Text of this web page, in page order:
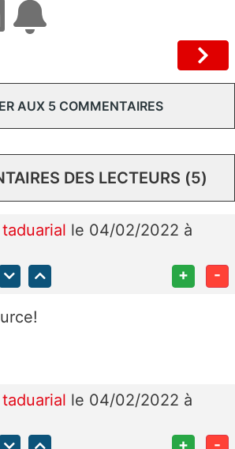
AUX 5 COMMENTAIRES
DES LECTEURS (5)
taduarial le 04/02/2022 à
+ -
taduarial le 04/02/2022 à
+ -